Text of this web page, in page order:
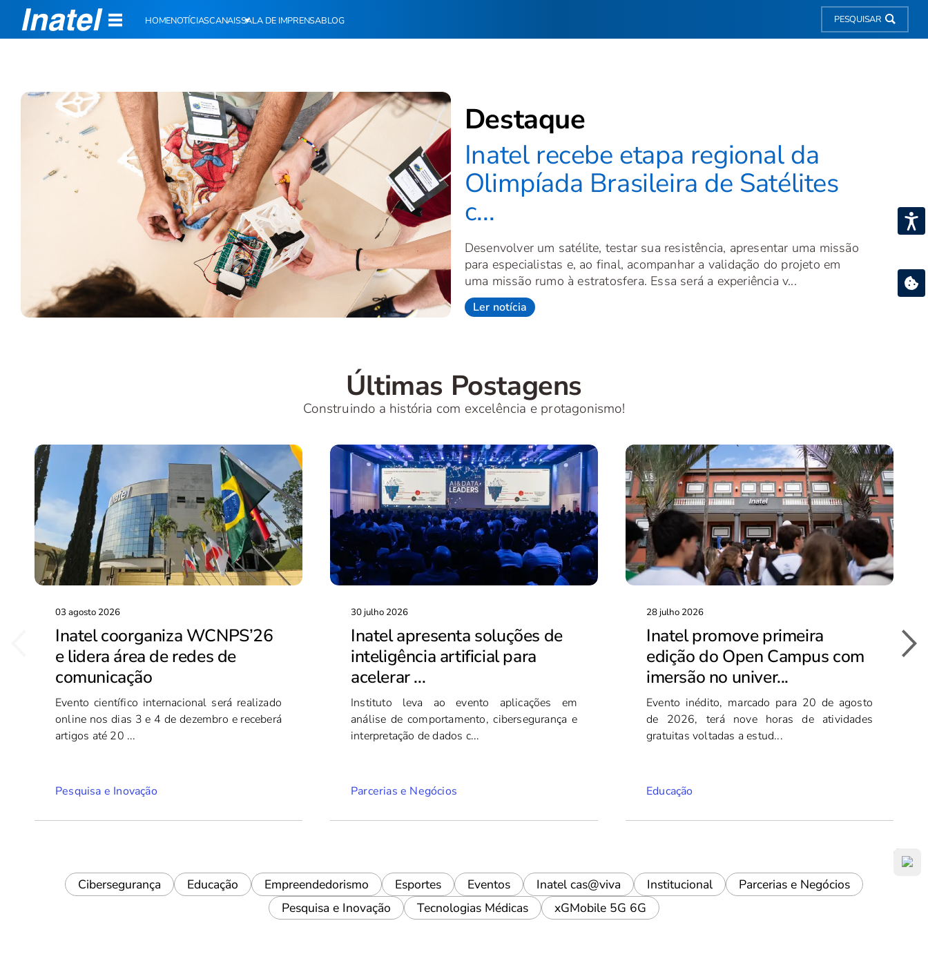
Destaque
Inatel recebe etapa regional da
Olimpíada Brasileira de Satélites
c...
Desenvolver um satélite, testar sua resistência, apresentar uma missão
para especialistas e, ao final, acompanhar a validação do projeto em
uma missão rumo à estratosfera. Essa será a experiência v...
Ler notícia
Últimas Postagens
Construindo a história com excelência e protagonismo!
03 agosto 2026
Inatel coorganiza WCNPS’26
e lidera área de redes de
comunicação
Evento científico internacional será realizado
online nos dias 3 e 4 de dezembro e receberá
artigos até 20 ...
Pesquisa e Inovação
30 julho 2026
Inatel apresenta soluções de
inteligência artificial para
acelerar ...
Instituto leva ao evento aplicações em
análise de comportamento, cibersegurança e
interpretação de dados c...
Parcerias e Negócios
28 julho 2026
Inatel promove primeira
edição do Open Campus com
imersão no univer...
Evento inédito, marcado para 20 de agosto
de 2026, terá nove horas de atividades
gratuitas voltadas a estud...
Educação
Cibersegurança Educação Empreendedorismo Esportes Eventos Inatel cas@viva Institucional
Parcerias e Negócios
Pesquisa e Inovação
Tecnologias Médicas xGMobile 5G 6G
HOMENOTÍCIASCANAISSALA DE IMPRENSABLOG PESQUISAR